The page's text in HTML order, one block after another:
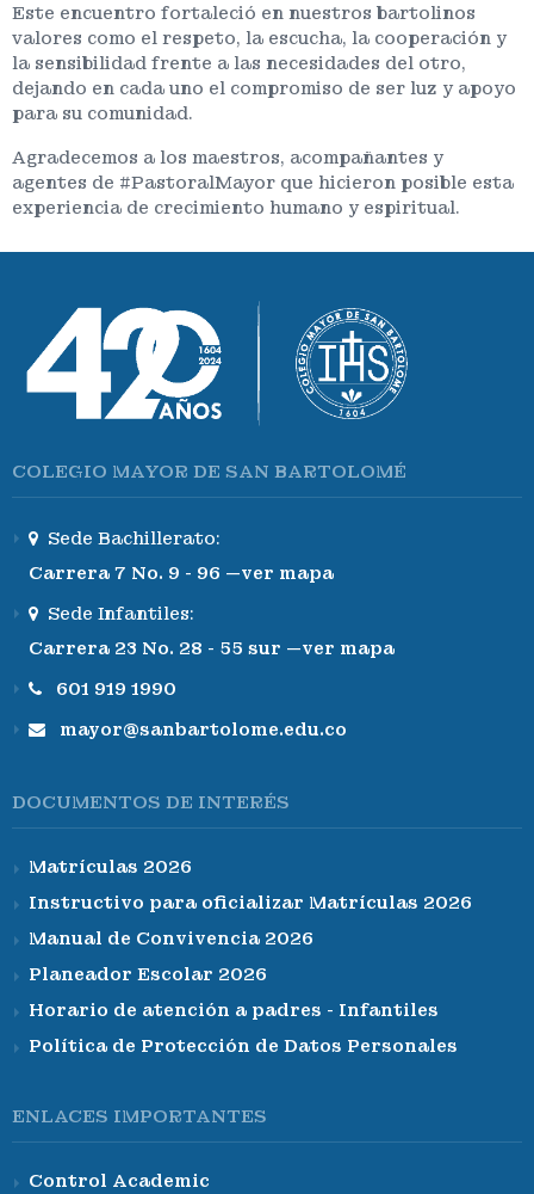
Este encuentro fortaleció en nuestros bartolinos
valores como el respeto, la escucha, la cooperación y
la sensibilidad frente a las necesidades del otro,
dejando en cada uno el compromiso de ser luz y apoyo
para su comunidad.
Agradecemos a los maestros, acompañantes y
agentes de #PastoralMayor que hicieron posible esta
experiencia de crecimiento humano y espiritual.
COLEGIO MAYOR DE SAN BARTOLOMÉ
Sede Bachillerato:
Carrera 7 No. 9 - 96 —ver mapa
Sede Infantiles:
Carrera 23 No. 28 - 55 sur —ver mapa
601 919 1990
mayor@sanbartolome.edu.co
DOCUMENTOS DE INTERÉS
Matrículas 2026
Instructivo para oficializar Matrículas 2026
Manual de Convivencia 2026
Planeador Escolar 2026
Horario de atención a padres - Infantiles
Política de Protección de Datos Personales
ENLACES IMPORTANTES
Control Academic